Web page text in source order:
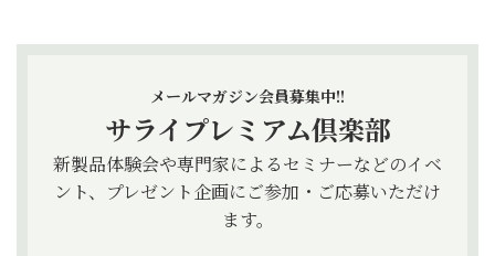
メールマガジン会員募集中!!
サライプレミアム倶楽部
新製品体験会や専門家によるセミナーなどのイベ
ント、プレゼント企画にご参加・ご応募いただけ
ます。